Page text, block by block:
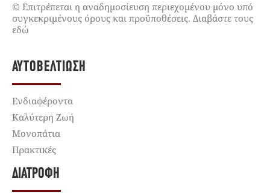
© Επιτρέπεται η αναδημοσίευση περιεχομένου μόνο υπό
συγκεκριμένους όρους και προϋποθέσεις. Διαβάστε τους
εδώ
ΑΥΤΟΒΕΛΤΊΩΣΗ
Ενδιαφέροντα
Καλύτερη Ζωή
Μονοπάτια
Πρακτικές
ΔΙΑΤΡΟΦΉ